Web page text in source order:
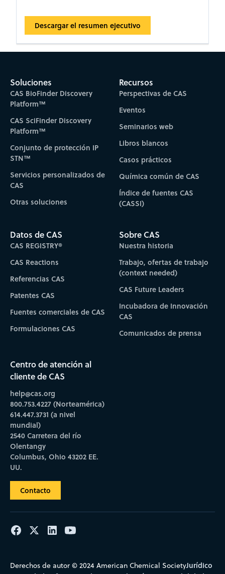
Descargar el resumen ejecutivo
Soluciones
CAS BioFinder Discovery
Platform™
CAS SciFinder Discovery
Platform™
Conjunto de protección IP
STN™
Servicios personalizados de
CAS
Otras soluciones
Recursos
Perspectivas de CAS
Eventos
Seminarios web
Libros blancos
Casos prácticos
Química común de CAS
Índice de fuentes CAS
(CASSI)
Datos de CAS
CAS REGISTRY®
CAS Reactions
Referencias CAS
Patentes CAS
Fuentes comerciales de CAS
Formulaciones CAS
Sobre CAS
Nuestra historia
Trabajo, ofertas de trabajo
(context needed)
CAS Future Leaders
Incubadora de Innovación
CAS
Comunicados de prensa
Centro de atención al
cliente de CAS
help@cas.org
800.753.4227 (Norteamérica)
614.447.3731 (a nivel
mundial)
2540 Carretera del río
Olentangy
Columbus, Ohio 43202 EE.
UU.
Contacto
Derechos de autor © 2024 American Chemical SocietyJurídico